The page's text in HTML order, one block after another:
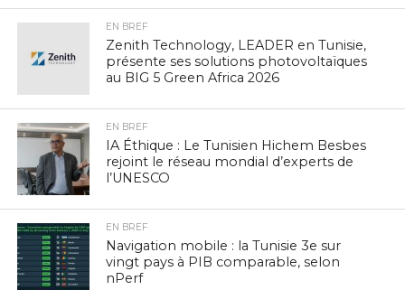
EN BREF
Zenith Technology, LEADER en Tunisie,
présente ses solutions photovoltaïques
au BIG 5 Green Africa 2026
EN BREF
IA Éthique : Le Tunisien Hichem Besbes
rejoint le réseau mondial d’experts de
l’UNESCO
EN BREF
Navigation mobile : la Tunisie 3e sur
vingt pays à PIB comparable, selon
nPerf